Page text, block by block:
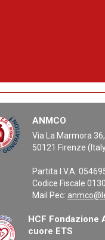
ANMCO
Via La Marmora 36,
50121 Firenze
Partita I.V.A.
Codice Fiscale
Mail Pec:
HCF Fondazione
cuore ETS